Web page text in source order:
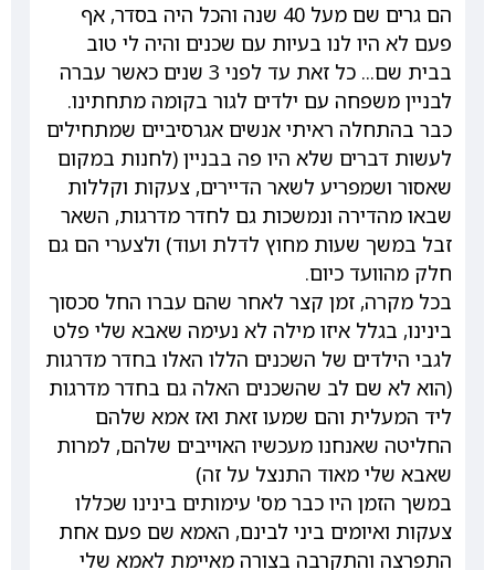
הם גרים שם מעל 40 שנה והכל היה בסדר, אף
פעם לא היו לנו בעיות עם שכנים והיה לי טוב
בבית שם... כל זאת עד לפני 3 שנים כאשר עברה
לבניין משפחה עם ילדים לגור בקומה מתחתינו.
כבר בהתחלה ראיתי אנשים אגרסיביים שמתחילים
לעשות דברים שלא היו פה בבניין (לחנות במקום
שאסור ושמפריע לשאר הדיירים, צעקות וקללות
שבאו מהדירה ונמשכות גם לחדר מדרגות, השאר
זבל במשך שעות מחוץ לדלת ועוד) ולצערי הם גם
חלק מהוועד כיום.
בכל מקרה, זמן קצר לאחר שהם עברו החל סכסוך
בינינו, בגלל איזו מילה לא נעימה שאבא שלי פלט
לגבי הילדים של השכנים הללו האלו בחדר מדרגות
(הוא לא שם לב שהשכנים האלה גם בחדר מדרגות
ליד המעלית והם שמעו זאת ואז אמא שלהם
החליטה שאנחנו מעכשיו האוייבים שלהם, למרות
שאבא שלי מאוד התנצל על זה)
במשך הזמן היו כבר מס' עימותים בינינו שכללו
צעקות ואיומים ביני לבינם, האמא שם פעם אחת
התפרצה והתקרבה בצורה מאיימת לאמא שלי